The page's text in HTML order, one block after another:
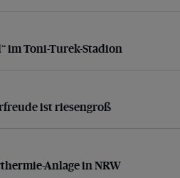
im Toni-Turek-Stadion
im Toni-Turek-Stadion
ist riesengroß
ist riesengroß
Anlage in NRW
Anlage in NRW